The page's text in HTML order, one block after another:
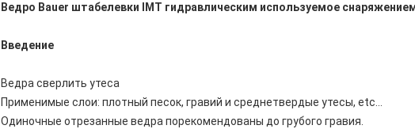
Ведро Bauer штабелевки IMT гидравлическим используемое
Введение
Ведра сверлить утеса
Применимые слои: плотный песок, гравий и среднетвердые утесы, etc…
Одиночные отрезанные ведра порекомендованы до грубого гравия.